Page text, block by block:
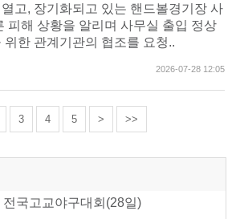
고, 장기화되고 있는 핸드볼경기장 사
피해 상황을 알리며 사무실 출입 정상
한 관계기관의 협조를 요청..
2026-07-28 12:05
3 4 5 > >>
국고교야구대회(28일)